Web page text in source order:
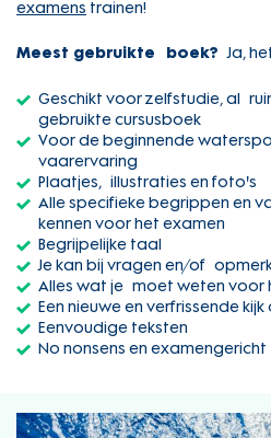
examens trainen!
Meest gebruikte boek? Ja,
Geschikt voor zelfstudie, al
gebruikte cursusboek
Voor de beginnende
vaarervaring
Plaatjes, illustraties en foto's
Alle specifieke begrippen en
kennen voor het examen
Begrijpelijke taal
Je kan bij vragen en/of
Alles wat je moet weten voor
Een nieuwe en verfrissende
Eenvoudige teksten
No nonsens en examengericht